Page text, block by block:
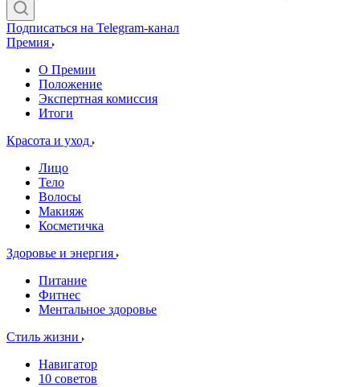
Подписаться на Telegram-канал
Премия
О Премии
Положение
Экспертная комиссия
Итоги
Красота и уход
Лицо
Тело
Волосы
Макияж
Косметичка
Здоровье и энергия
Питание
Фитнес
Ментальное здоровье
Стиль жизни
Навигатор
10 советов